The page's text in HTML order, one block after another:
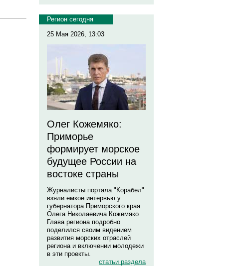
Регион сегодня
25 Мая 2026, 13:03
Олег Кожемяко:
Приморье
формирует морское
будущее России на
востоке страны
Журналисты портала "Корабел"
взяли емкое интервью у
губернатора Приморского края
Олега Николаевича Кожемяко
Глава региона подробно
поделился своим видением
развития морских отраслей
региона и включении молодежи
в эти проекты.
статьи раздела